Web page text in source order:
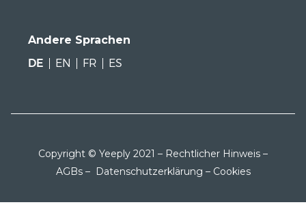
Andere Sprachen
DE
EN FR ES
Copyright © Yeeply 2021 – Rechtlicher Hinweis –
AGBs– Datenschutzerklärung – Cookies